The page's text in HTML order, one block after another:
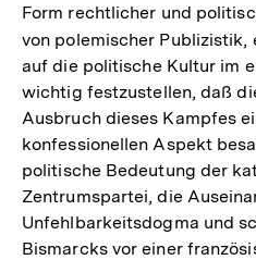
Form rechtlicher und
von polemischer Publizistik,
auf die politische Kultur im
wichtig festzustellen, daß
Ausbruch dieses Kampfes
konfessionellen Aspekt
politische Bedeutung der
Zentrumspartei, die
Unfehlbarkeitsdogma und
Bismarcks vor einer